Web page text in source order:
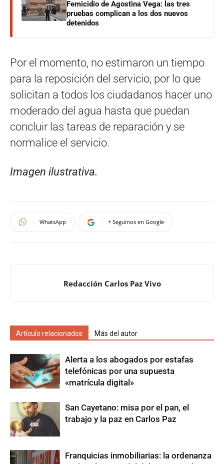
Femicidio de Agostina Vega: las tres
pruebas complican a los dos nuevos
detenidos
Por el momento, no estimaron un tiempo
para la reposición del servicio, por lo que
solicitan a todos los ciudadanos hacer uno
moderado del agua hasta que puedan
concluir las tareas de reparación y se
normalice el servicio.
Imagen ilustrativa.
WhatsApp + Seguinos en Google
Redacción Carlos Paz Vivo
Artículo relacionados Más del autor
Alerta a los abogados por estafas
telefónicas por una supuesta
«matrícula digital»
San Cayetano: misa por el pan, el
trabajo y la paz en Carlos Paz
Franquicias inmobiliarias: la ordenanza